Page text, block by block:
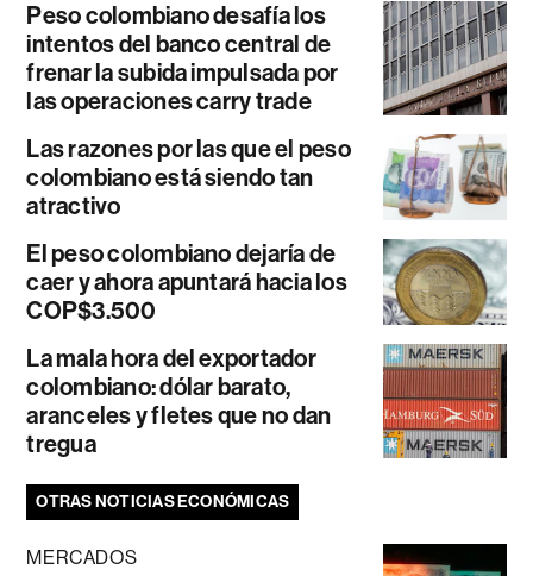
Peso colombiano desafía los
intentos del banco central de
frenar la subida impulsada por
las operaciones carry trade
Las razones por las que el peso
colombiano está siendo tan
atractivo
El peso colombiano dejaría de
caer y ahora apuntará hacia los
COP$3.500
La mala hora del exportador
colombiano: dólar barato,
aranceles y fletes que no dan
tregua
OTRAS NOTICIAS ECONÓMICAS
MERCADOS